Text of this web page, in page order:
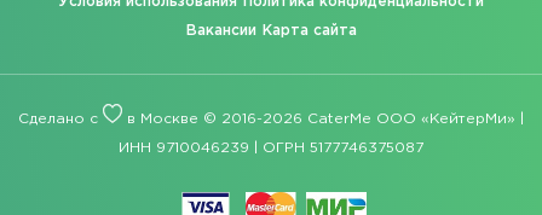
Вакансии Карта сайта
Сделано с в Москве © 2016-2026 CaterMe ООО «КейтерМи» |
ИНН 9710046239 | ОГРН 5177746375087